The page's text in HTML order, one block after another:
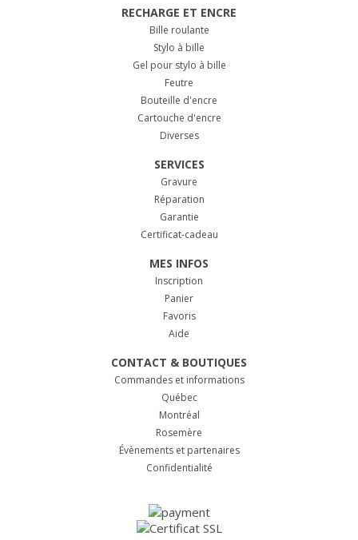
RECHARGE ET ENCRE
Bille roulante
Stylo à bille
Gel pour stylo à bille
Feutre
Bouteille d'encre
Cartouche d'encre
Diverses
SERVICES
Gravure
Réparation
Garantie
Certificat-cadeau
MES INFOS
Inscription
Panier
Favoris
Aide
CONTACT & BOUTIQUES
Commandes et informations
Québec
Montréal
Rosemère
Évènements et partenaires
Confidentialité